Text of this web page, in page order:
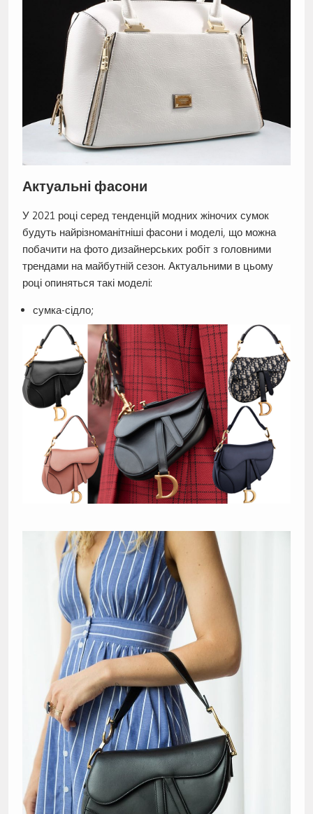
Актуальні фасони
У 2021 році серед тенденцій модних жіночих сумок
будуть найрізноманітніші фасони і моделі, що можна
побачити на фото дизайнерських робіт з головними
трендами на майбутній сезон. Актуальними в цьому
році опиняться такі моделі:
сумка-сідло;